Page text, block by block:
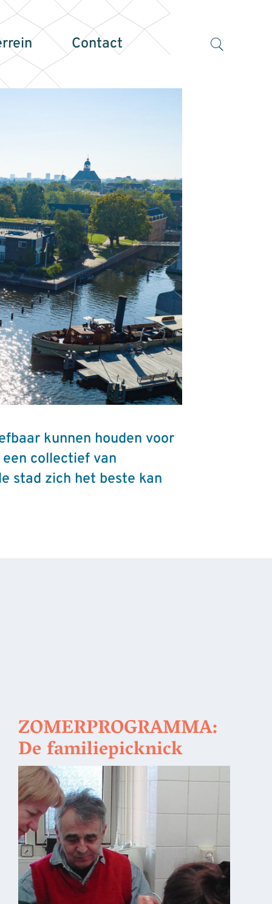
Contact
kunnen houden voor
collectief van
stad zich het beste kan
ZOMERPROGRAMMA:
De familiepicknick